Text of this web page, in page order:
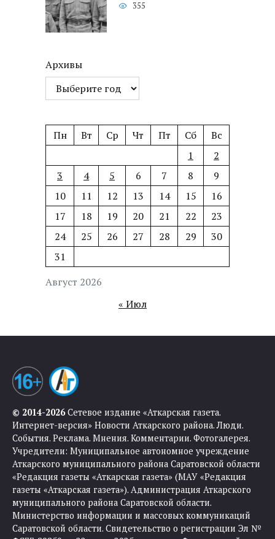
355
Архивы
Август 2026
Пн Вт Ср Чт Пт Сб
Вс
1
2
3
4 5 6 7 8
9
10
11 12 13 14 15
16
17
18 19 20 21 22
23
24
25 26 27 28 29
30
31
« Июл
© 2014-2026Сетевое издание «Аткарская газета.
Интернет-версия» Новости Аткарского района. Люди.
События. Реклама. Мнения. Комментарии. Фотогалерея.
Учредители: Муниципальное автономное учреждение
Аткарского муниципального района Саратовской области
«Редакция газеты «Аткарская газета» (МАУ «Редакция
газеты «Аткарская газета»). Администрация Аткарского
муниципального района Саратовской области.
Министерство информации и массовых коммуникаций
Саратовской области. Свидетельство о регистрации Эл №